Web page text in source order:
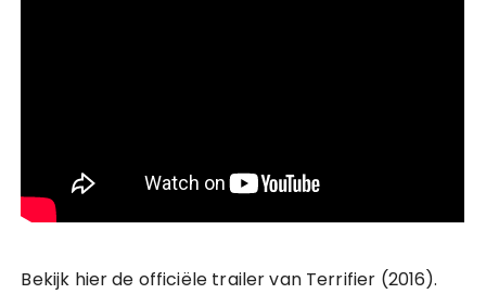
Bekijk hier de officiële trailer van Terrifier (2016).